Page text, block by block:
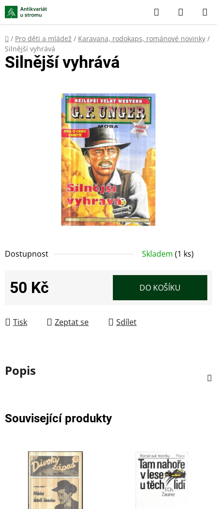
Přejít
na
obsah
Hledat
KOŠÍK
Domů
/ Pro děti a mládež / Karavana, rodokaps, románové novinky /
Silnější vyhrává
Dostupnost Skladem (1 ks)
50 Kč DO KOŠÍKU
Tisk Zeptat se Sdílet
Silnější vyhrává
Popis
Související produkty